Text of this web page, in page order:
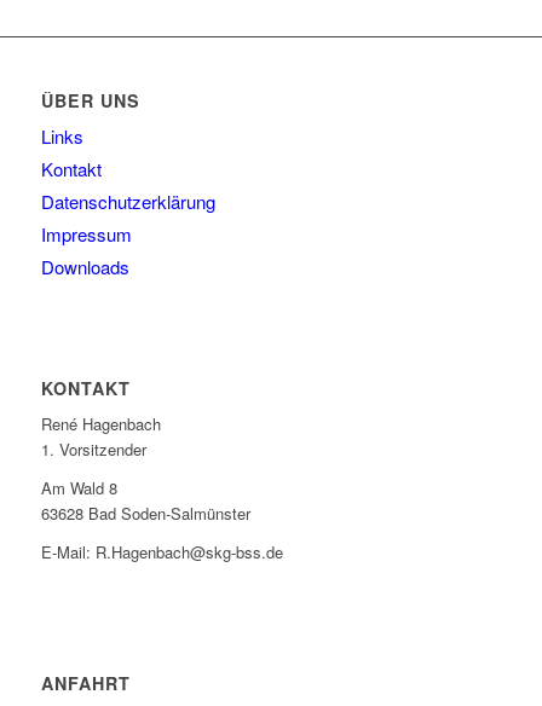
ÜBER UNS
Links
Kontakt
Datenschutzerklärung
Impressum
Downloads
KONTAKT
René Hagenbach
1. Vorsitzender
Am Wald 8
63628 Bad Soden-Salmünster
E-Mail: R.Hagenbach@skg-bss.de
ANFAHRT